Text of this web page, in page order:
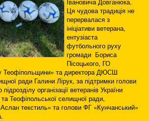
Ця чудова традиція не
перервалася з
ініціативи ветерана,
ентузіаста
футбольного руху
громади Бориса
Пісоцького, ГО
Теофіпольщини» та директора ДЮСШ
ради Галини Лірук, за підтримки голови
організації ветеранів України
Теофіпольської селищної ради,
текстиль» та голови ФГ «Кунчанський»